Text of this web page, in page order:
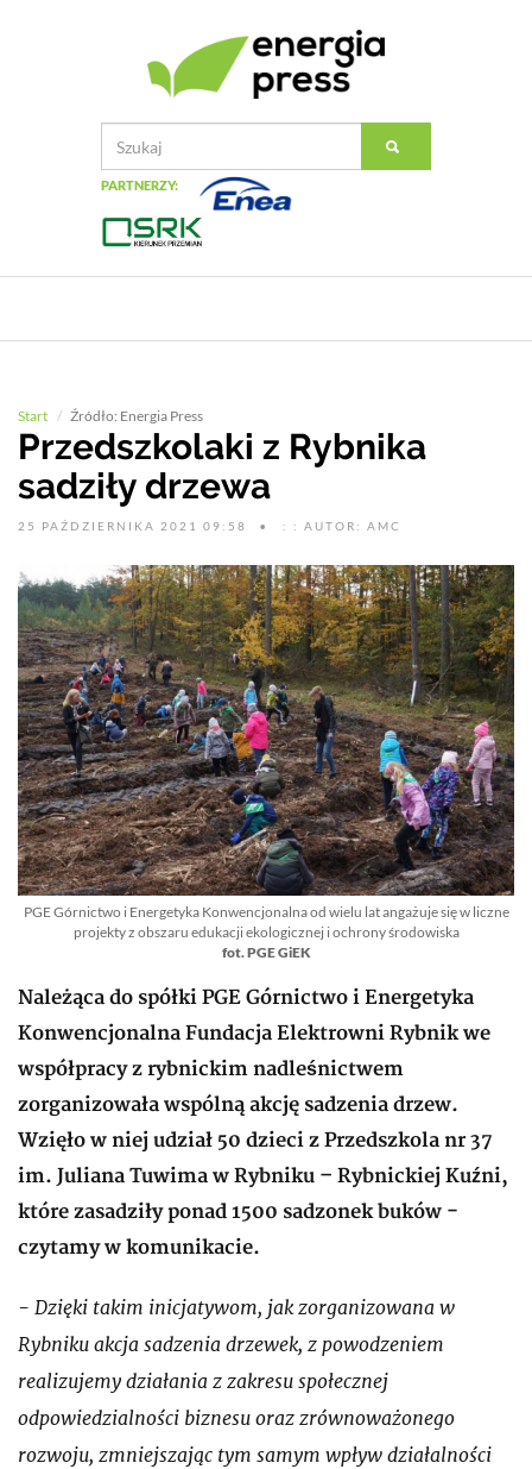
PARTNERZY:
Start Źródło: Energia Press
Przedszkolaki z Rybnika
sadziły drzewa
25 PAŹDZIERNIKA 2021 09:58 : : AUTOR: AMC
PGE Górnictwo i Energetyka Konwencjonalna od wielu lat angażuje się w liczne
projekty z obszaru edukacji ekologicznej i ochrony środowiska
fot. PGE GiEK
Należąca do spółki PGE Górnictwo i Energetyka
Konwencjonalna Fundacja Elektrowni Rybnik we
współpracy z rybnickim nadleśnictwem
zorganizowała wspólną akcję sadzenia drzew.
Wzięło w niej udział 50 dzieci z Przedszkola nr 37
im. Juliana Tuwima w Rybniku – Rybnickiej Kuźni,
które zasadziły ponad 1500 sadzonek buków -
czytamy w komunikacie.
- Dzięki takim inicjatywom, jak zorganizowana w
Rybniku akcja sadzenia drzewek, z powodzeniem
realizujemy działania z zakresu społecznej
odpowiedzialności biznesu oraz zrównoważonego
rozwoju, zmniejszając tym samym wpływ działalności